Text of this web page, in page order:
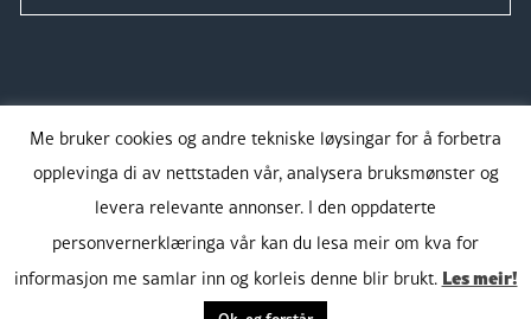
Takk for støtta:
Me bruker cookies og andre tekniske løysingar for å forbetra
opplevinga di av nettstaden vår, analysera bruksmønster og
levera relevante annonser. I den oppdaterte
personvernerklæringa vår kan du lesa meir om kva for
informasjon me samlar inn og korleis denne blir brukt. Les meir!